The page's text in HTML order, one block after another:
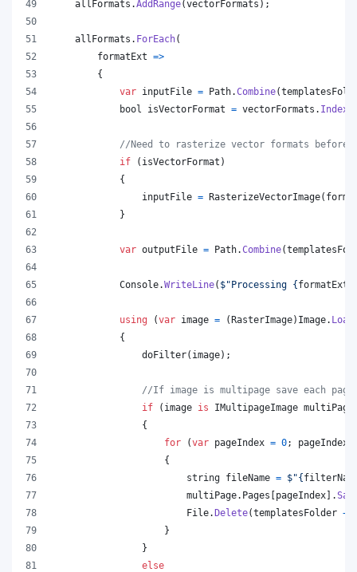
allFormats .AddRange(vectorFormats ) ;
allFormats . ForEach(
        formatExt
=>
{
var inputFile = Path.Combine(
bool
isVectorFormat = vectorFormats .
//Need to rasterize vector formats before
if
( isVectorFormat )
{
inputFile = RasterizeVectorImage(
}
var outputFile = Path.Combine(
Console.WriteLine( $"Processing {formatExt
using (var image = (RasterImage) Image. Load
{
doFilter( image) ;
//If image is multipage save each
if
( image is IMultipageImage multiPage
{
for
(var pageIndex = 0; pageIndex
{
string fileName = $"{
multiPage. Pages [pageIndex] .
File.Delete(templatesFolder +
}
}
else